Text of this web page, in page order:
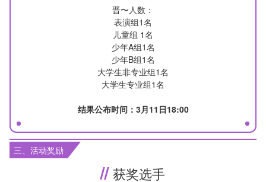
晋〜人数：
表演组1名
儿童组 1名
少年A组1名
少年B组1名
大学生非专业组1名
大学生专业组1名
结果公布时间：3月11日18:00
三、活动奖励
获奖选手